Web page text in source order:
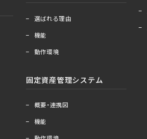
選ばれる理由
機能
動作環境
固定資産管理システム
概要・連携図
機能